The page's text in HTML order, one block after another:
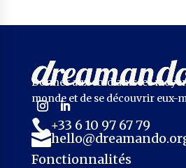
Donner aux étudiants les
monde et de se découvrir eux-
+33 6 10 97 67 79

Fonctionnalités